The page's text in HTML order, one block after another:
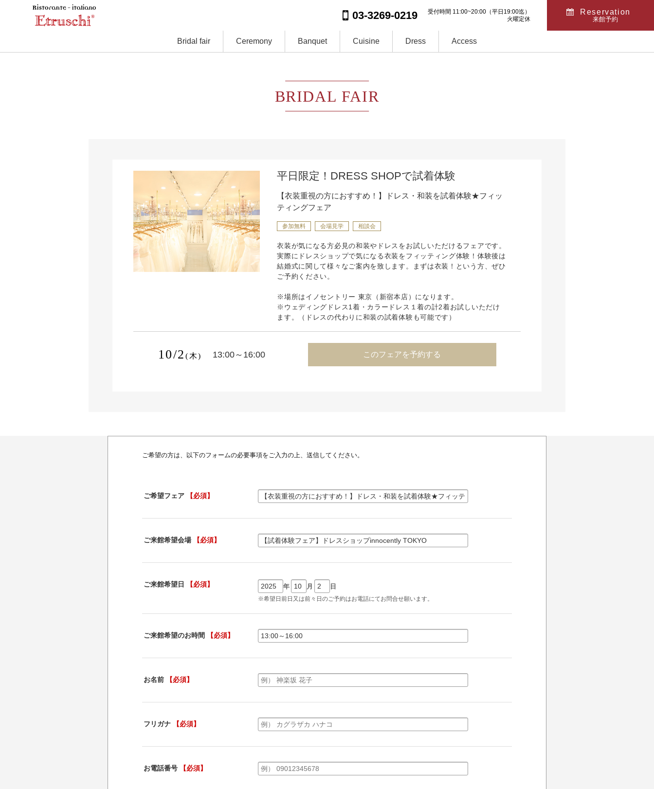
03-3269-0219 受付時間 11:00~20:00 （平日19:00迄）
火曜定休
Reservation
来館予約
Bridal fair Ceremony Banquet Cuisine Dress Access
BRIDAL FAIR
平日限定！DRESS SHOPで試着体験
【衣装重視の方におすすめ！】ドレス・和装を試着体験★フィッ
ティングフェア
参加無料 会場見学 相談会
衣装が気になる方必見の和装やドレスをお試しいただけるフェアです。
実際にドレスショップで気になる衣装をフィッティング体験！体験後は
結婚式に関して様々なご案内を致します。まずは衣装！という方、ぜひ
ご予約ください。
※場所はイノセントリー 東京（新宿本店）になります。
※ウェディングドレス1着・カラードレス１着の計2着お試しいただけ
ます。（ドレスの代わりに和装の試着体験も可能です）
10/2 (木) 13:00～16:00 このフェアを予約する